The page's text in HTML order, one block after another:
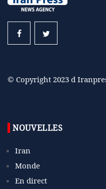
© Copyright 2023 d
NOUVELLES
Iran
Monde
En direct